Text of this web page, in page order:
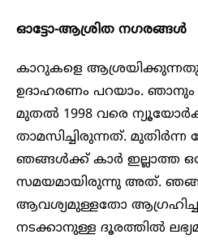
ഓട്ടോ-ആശ്രിത നഗരങ്ങൾ
കാറുകളെ
ഉദാഹരണം പറയാം. ഞാനും
മുതൽ 1998 വരെ
താമസിച്ചിരുന്നത്.
ഞങ്ങൾക്ക് കാർ ഇല്ലാത്ത
സമയമായിരുന്നു അത്.
ആവശ്യമുള്ളതോ
നടക്കാനുള്ള ദൂരത്തിൽ